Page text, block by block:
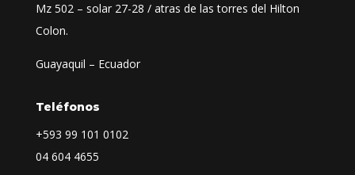
Mz 502 – solar 27-28 / atras de las torres del Hilton
Colon.
Guayaquil – Ecuador
Teléfonos
+593 99 101 0102
04 604 4655